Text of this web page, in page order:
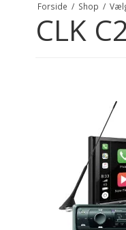
Forside / Shop /
CLK